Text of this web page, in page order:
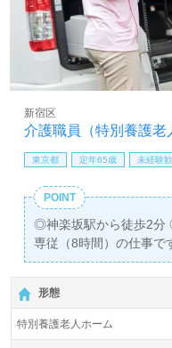
介護職員（特別養護
新宿区
東京都 定年65歳 未経験
POINT
◎神楽坂駅から徒歩2分
専従（8時間）の仕事で
形態
特別養護老人ホーム